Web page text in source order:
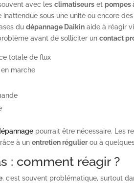
avec lesclimatiseurs et pompes
inattendue sous une unité ou encore
dudépannage Daikin aide à réagir
avant de solliciter uncontact
totale de flux
marche
pourrait être nécessaire. Les
à unentretien régulierou à
: comment réagir ?
, c’est souvent problématique, surtout